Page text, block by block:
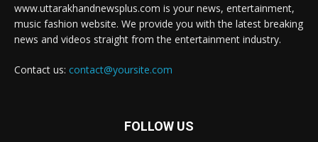
www.uttarakhandnewsplus.com is your news, entertainment,
music fashion website. We provide you with the latest breaking
news and videos straight from the entertainment industry.
Contact us: contact@yoursite.com
FOLLOW US